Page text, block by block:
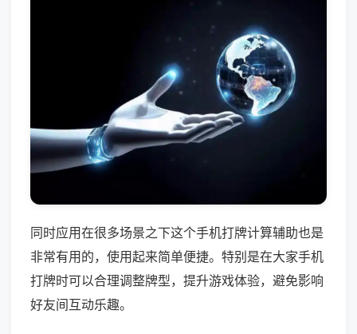
同时应用在很多场景之下这个手机打牌计算辅助也是
非常有用的，使用起来简单便捷。特别是在大家手机
打牌时可以合理调整牌型，提升游戏体验，避免影响
好友间互动乐趣。